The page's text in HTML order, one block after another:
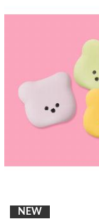
NEW